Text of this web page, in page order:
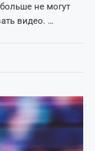
не могут
видео. …